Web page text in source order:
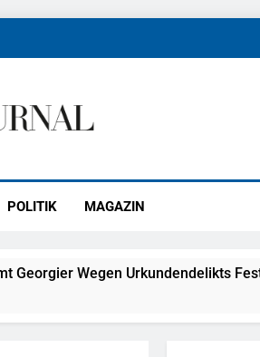
POLITIK MAGAZIN
Georgier Wegen Urkundendelikts